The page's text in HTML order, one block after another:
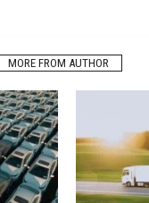
MORE FROM AUTHOR